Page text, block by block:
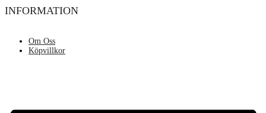
INFORMATION
Om Oss
Köpvillkor